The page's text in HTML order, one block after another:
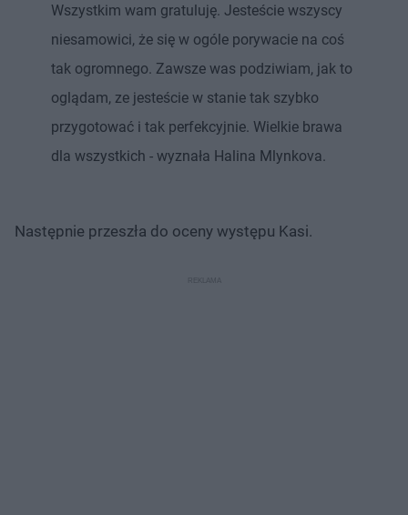
Wszystkim wam gratuluję. Jesteście wszyscy
niesamowici, że się w ogóle porywacie na coś
tak ogromnego. Zawsze was podziwiam, jak to
oglądam, ze jesteście w stanie tak szybko
przygotować i tak perfekcyjnie. Wielkie brawa
dla wszystkich - wyznała Halina Mlynkova.
Następnie przeszła do oceny występu Kasi.